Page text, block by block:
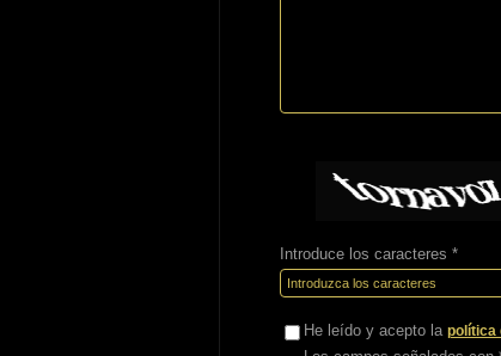
Introduce los caracteres *
He leído y acepto la política